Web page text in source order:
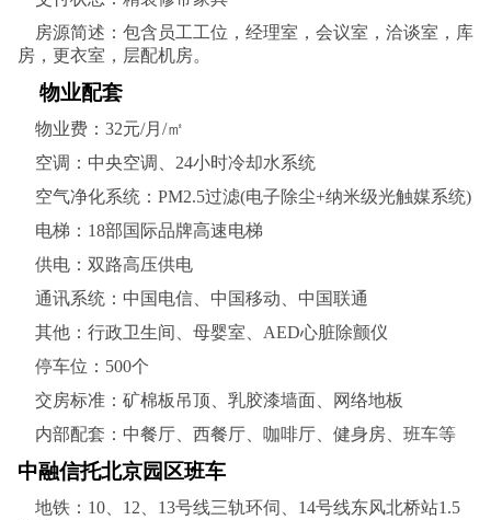
房源简述：包含员工工位，经理室，会议室，洽谈室，库
房，更衣室，层配机房。
物业配套
物业费：32元/月/㎡
空调：中央空调、24小时冷却水系统
空气净化系统：PM2.5过滤(电子除尘+纳米级光触媒系统)
电梯：18部国际品牌高速电梯
供电：双路高压供电
通讯系统：中国电信、中国移动、中国联通
其他：行政卫生间、母婴室、AED心脏除颤仪
停车位：500个
交房标准：矿棉板吊顶、乳胶漆墙面、网络地板
内部配套：中餐厅、西餐厅、咖啡厅、健身房、班车等
中融信托北京园区班车
地铁：10、12、13号线三轨环伺、14号线东风北桥站1.5